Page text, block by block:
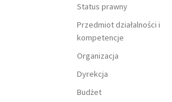
Status prawny
Przedmiot działalności i
kompetencje
Organizacja
Dyrekcja
Budżet